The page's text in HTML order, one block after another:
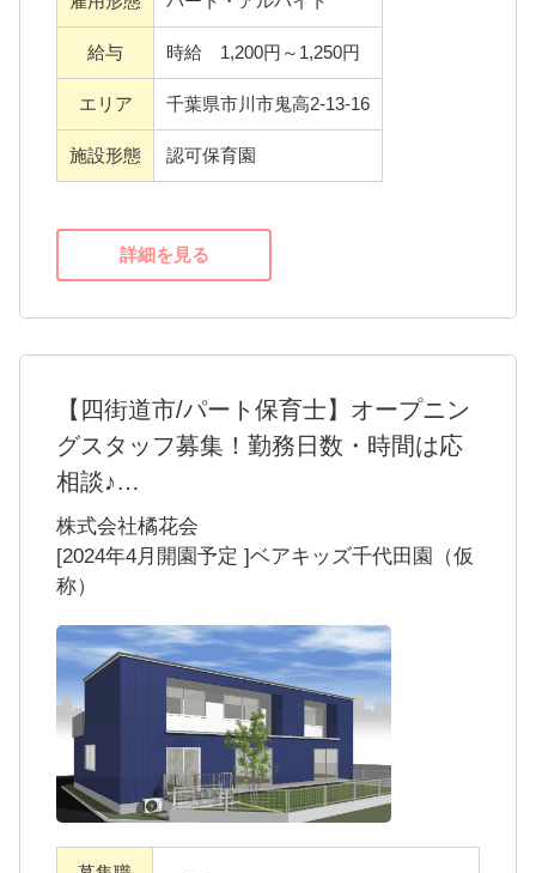
い。
給与 時給 1,200円～1,250円
エリア 千葉県市川市鬼高2-13-16
施設形態 認可保育園
詳細を見る
【四街道市/パート保育士】オープニン
グスタッフ募集！勤務日数・時間は応
相談♪
＜2024年４月開園予定＞
60名定員の予定です。
簡易的な園庭に加えて、大きな公園の千代田
近隣公園に隣接しており、よい保育環境の立
地です。
処遇改善手当Ⅲは別途支給となります。
常勤勤務では、市処遇改善手当が、さらに追
加となります。
株式会社橘花会
[2024年4月開園予定 ]ベアキッズ千代田園（仮
称）